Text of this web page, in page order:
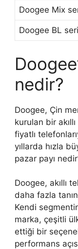
Doogee Mix
Doogee BL
nedir?
Doogee, Çin
kurulan bir
fiyatlı
yıllarda hızla
pazar payı
Doogee, akıllı
daha fazla
Kendi
marka, çeşitli
ettiği bir
performans